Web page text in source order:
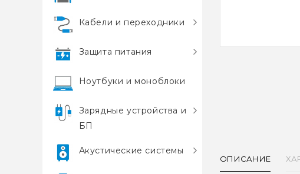
Кабели и переходники
Защита питания
Ноутбуки и моноблоки
Зарядные устройства и
БП
Акустические системы
ОПИСАНИЕ